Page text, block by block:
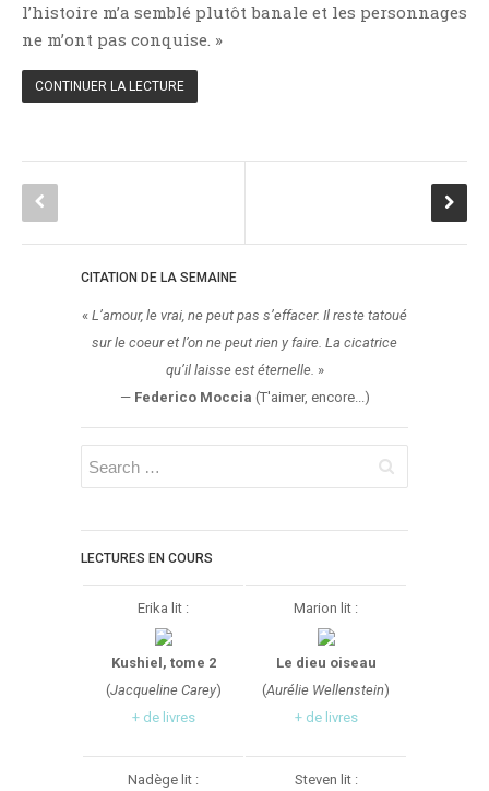
Surnaturel
Swaps Et Challenges
Tag
Throwback Thursday Livresque
Top Ten Tuesday
Wish-List
Young Adult
l’histoire m’a semblé plutôt banale et les personnages
ne m’ont pas conquise. »
CONTINUER LA LECTURE
CITATION DE LA SEMAINE
« L’amour, le vrai, ne peut pas s’effacer. Il reste tatoué
sur le coeur et l’on ne peut rien y faire. La cicatrice
qu’il laisse est éternelle. »
— Federico Moccia (T'aimer, encore...)
LECTURES EN COURS
Erika lit :
Kushiel, tome 2
(Jacqueline Carey)
+ de livres
Marion lit :
Le dieu oiseau
(Aurélie Wellenstein)
+ de livres
Nadège lit : Steven lit :